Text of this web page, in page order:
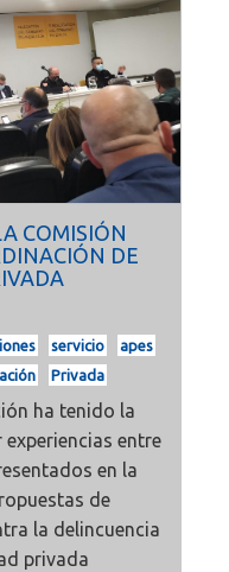
COMISIÓN
DE
servicio
apes
Privada
ha tenido la
entre
en la
de
la delincuencia
privada